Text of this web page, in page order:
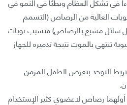
العالية من الرصاص (التسمم
سائل مشبع بالرصاص) فتسبب نوبات
تنتهي بالموت نتيجة تدميره للجهاز
التوحد بتعرض الطفل المزمن
رصاص لاعضوي كثير الإستخدام